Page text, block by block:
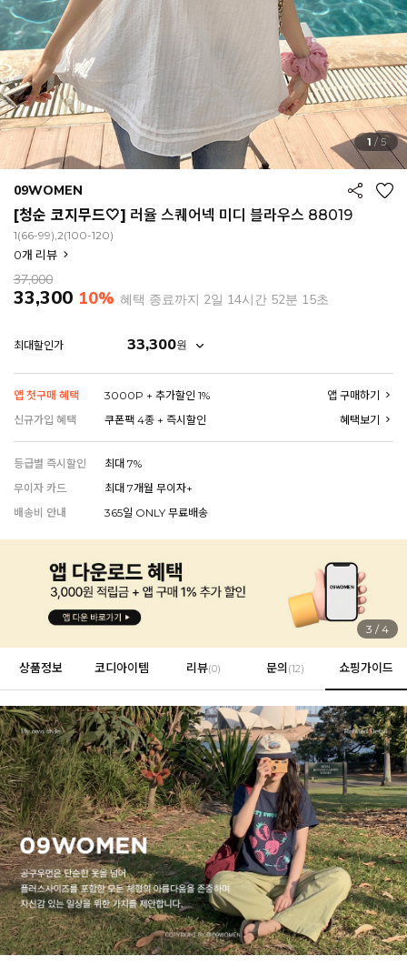
EVERY, SAY
1 / 5
09WOMEN
[청순 코지무드🤍] 러율 스퀘어넥 미디 블라우스 88019
1(66-99),2(100-120)
0개 리뷰
37,000
33,300 10% 혜택 종료까지 2일 14시간 52분 13초
최대할인가 33,300원
앱 첫구매 혜택 3000P + 추가할인 1%
앱 구매하기
신규가입 혜택
쿠폰팩 4종 + 즉시할인 혜택보기
등급별 즉시할인
최대 7%
무이자 카드
최대 7개월 무이자+
배송비 안내
365일 ONLY 무료배송
4 /4
상품정보 코디아이템 리뷰(0) 문의 (12) 쇼핑가이드